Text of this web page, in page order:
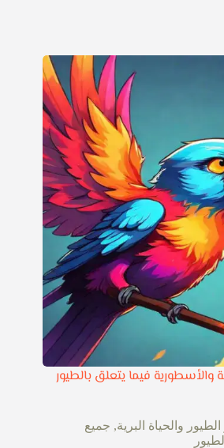
والأسطورية فيما يتعلق بالطيور
والحياة البرية, جميع